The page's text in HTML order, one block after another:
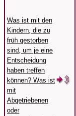
Was ist mit den
Kindern, die zu
früh gestorben
sind, um je eine
Entscheidung
haben treffen
können? Was ist
mit
Abgetriebenen
oder